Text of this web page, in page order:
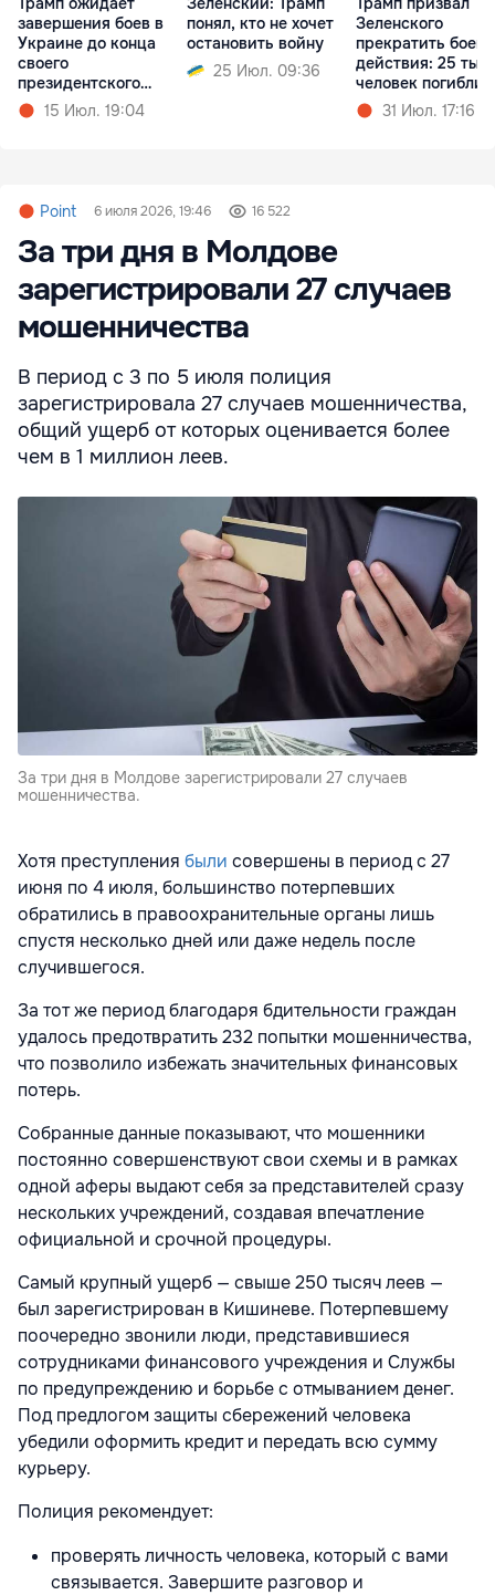
завершения боев в
Украине до конца
своего
президентского
срока15 Июл. 19:04
понял, кто не хочет
остановить войну
25 Июл. 09:36
Зеленского
прекратить
действия: 25 тыс.
человек погибли
месяц31 Июл. 17:16
Point 6 июля 2026, 19:46 16 522
За три дня в Молдове
зарегистрировали 27 случаев
мошенничества
В период с 3 по 5 июля полиция
зарегистрировала 27 случаев мошенничества,
общий ущерб от которых оценивается более
чем в 1 миллион леев.
За три дня в Молдове зарегистрировали 27 случаев
мошенничества.
Хотя преступления были совершены в период с 27
июня по 4 июля, большинство потерпевших
обратились в правоохранительные органы лишь
спустя несколько дней или даже недель после
случившегося.
За тот же период благодаря бдительности граждан
удалось предотвратить 232 попытки мошенничества,
что позволило избежать значительных финансовых
потерь.
Собранные данные показывают, что мошенники
постоянно совершенствуют свои схемы и в рамках
одной аферы выдают себя за представителей сразу
нескольких учреждений, создавая впечатление
официальной и срочной процедуры.
Самый крупный ущерб — свыше 250 тысяч леев —
был зарегистрирован в Кишиневе. Потерпевшему
поочередно звонили люди, представившиеся
сотрудниками финансового учреждения и Службы
по предупреждению и борьбе с отмыванием денег.
Под предлогом защиты сбережений человека
убедили оформить кредит и передать всю сумму
курьеру.
Полиция рекомендует:
проверять личность человека, который с вами
связывается. Завершите разговор и